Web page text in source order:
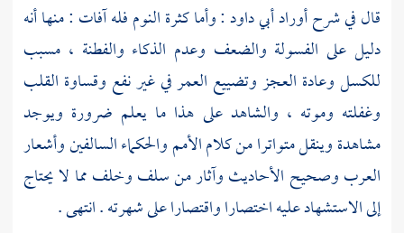
قال في شرح أورادأبي داود: وأما كثرة النوم فله آفات : منها أنه
دليل على الفسولة والضعف وعدم الذكاء والفطنة ، مسبب
للكسل وعادة العجز وتضييع العمر في غير نفع وقساوة القلب
وغفلته وموته ، والشاهد على هذا ما يعلم ضرورة ويوجد
مشاهدة وينقل متواترا من كلام الأمم والحكماء السالفين وأشعار
العربوصحيح الأحاديث وآثار من سلف وخلف مما لا يحتاج
إلى الاستشهاد عليه اختصارا واقتصارا على شهرته . انتهى .